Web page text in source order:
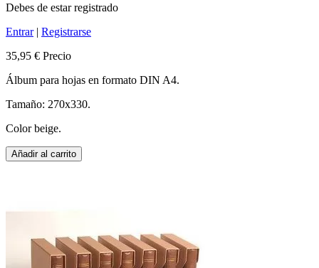
Debes de estar registrado
Entrar| Registrarse
35,95 € Precio
Álbum para hojas en formato DIN A4.
Tamaño: 270x330.
Color beige.
Añadir al carrito